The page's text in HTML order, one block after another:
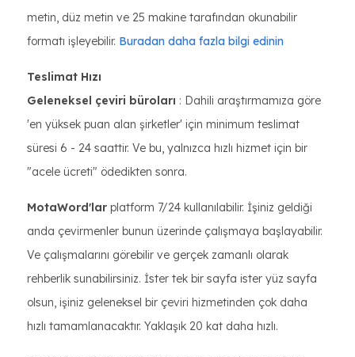
metin, düz metin ve 25 makine tarafından okunabilir
formatı işleyebilir. Buradan daha fazla bilgi edinin
Teslimat Hızı
Geleneksel çeviri büroları : Dahili araştırmamıza göre
'en yüksek puan alan şirketler' için minimum teslimat
süresi 6 - 24 saattir. Ve bu, yalnızca hızlı hizmet için bir
"acele ücreti" ödedikten sonra.
MotaWord'lar platform 7/24 kullanılabilir. İşiniz geldiği
anda çevirmenler bunun üzerinde çalışmaya başlayabilir.
Ve çalışmalarını görebilir ve gerçek zamanlı olarak
rehberlik sunabilirsiniz. İster tek bir sayfa ister yüz sayfa
olsun, işiniz geleneksel bir çeviri hizmetinden çok daha
hızlı tamamlanacaktır. Yaklaşık 20 kat daha hızlı.